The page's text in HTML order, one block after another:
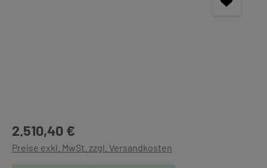
Regulärer Preis:
2.510,40 €
Preise exkl. MwSt. zzgl. Versandkosten